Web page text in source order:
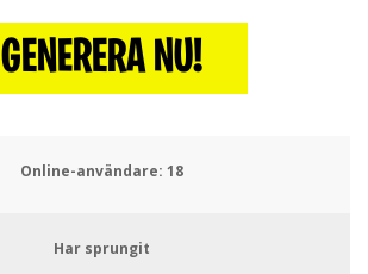
GENERERA NU!
Online-användare: 18
Har sprungit